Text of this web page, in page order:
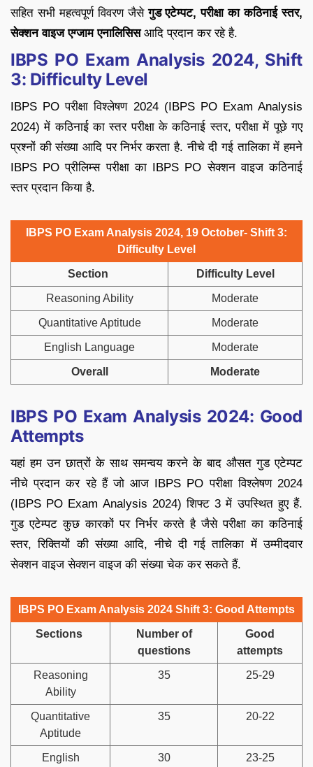
सहित सभी महत्वपूर्ण विवरण जैसेगुड एटेम्पट, परीक्षा का कठिनाई स्तर,
सेक्शन वाइज एग्जाम एनालिसिसआदि प्रदान कर रहे है.
IBPS PO Exam Analysis 2024, Shift
3: Difficulty Level
IBPS PO परीक्षा विश्लेषण 2024 (IBPS PO Exam Analysis
2024) में कठिनाई का स्तर परीक्षा के कठिनाई स्तर, परीक्षा में पूछे गए
प्रश्नों की संख्या आदि पर निर्भर करता है. नीचे दी गई तालिका में हमने
IBPS PO प्रीलिम्स परीक्षा का IBPS PO सेक्शन वाइज कठिनाई
स्तर प्रदान किया है.
IBPS PO Exam Analysis 2024, 19 October- Shift 3:
Difficulty Level
Section Difficulty Level
Reasoning Ability Moderate
Quantitative Aptitude Moderate
English Language Moderate
Overall Moderate
IBPS PO Exam Analysis 2024: Good
Attempts
यहां हम उन छात्रों के साथ समन्वय करने के बाद औसत गुड एटेम्पट
नीचे प्रदान कर रहे हैं जो आज IBPS PO परीक्षा विश्लेषण 2024
(IBPS PO Exam Analysis 2024) शिफ्ट 3 में उपस्थित हुए हैं.
गुड एटेम्पट कुछ कारकों पर निर्भर करते है जैसे परीक्षा का कठिनाई
स्तर, रिक्तियों की संख्या आदि, नीचे दी गई तालिका में उम्मीदवार
सेक्शन वाइज सेक्शन वाइज की संख्या चेक कर सकते हैं.
IBPS PO Exam Analysis 2024 Shift 3: Good Attempts
Sections
Number of
questions
Good
attempts
Reasoning
Ability
35 25-29
Quantitative
Aptitude
35 20-22
English
30 23-25